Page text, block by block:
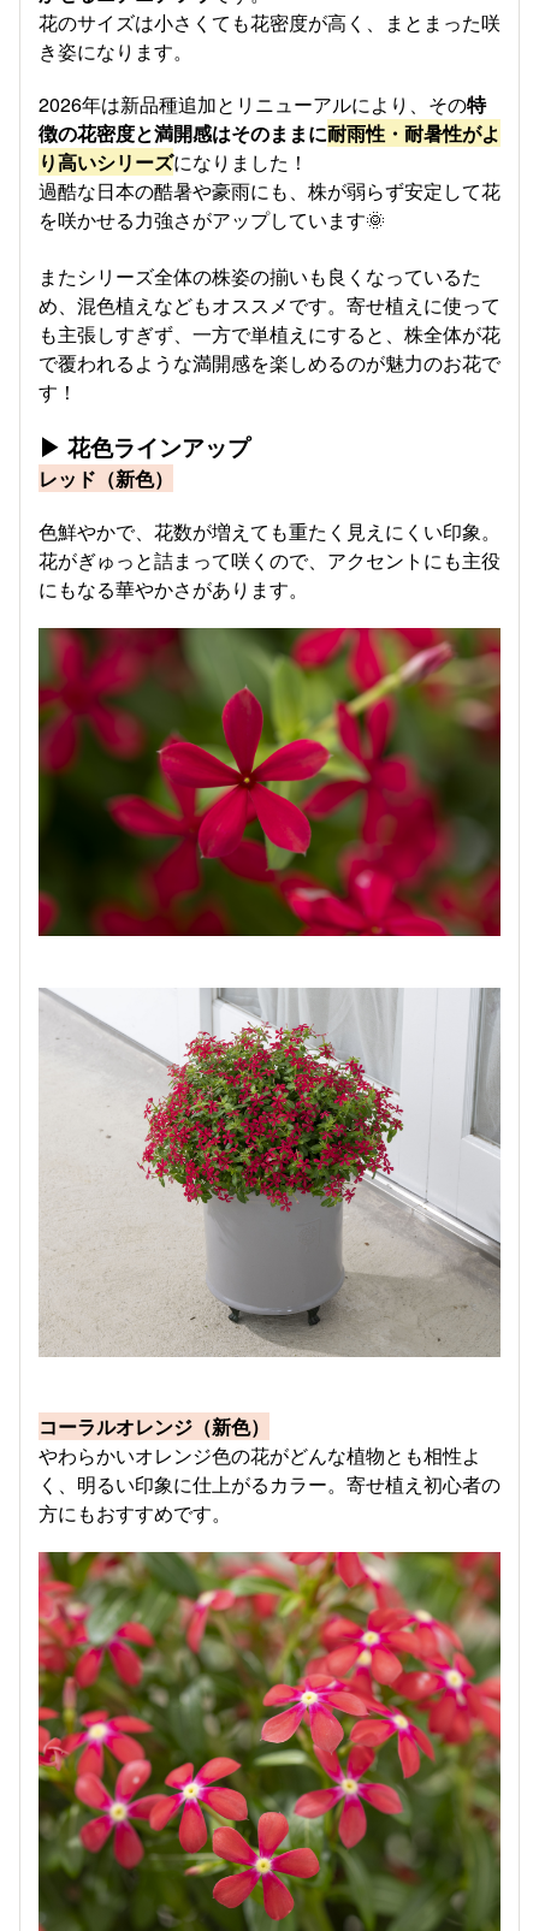
花のサイズは小さくても花密度が高く、まとまった咲
き姿になります。
2026年は新品種追加とリニューアルにより、その特
徴の花密度と満開感はそのままに耐雨性・耐暑性がよ
り高いシリーズになりました！
過酷な日本の酷暑や豪雨にも、株が弱らず安定して花
を咲かせる力強さがアップしています🌞
またシリーズ全体の株姿の揃いも良くなっているた
め、混色植えなどもオススメです。​寄せ植えに使って
も主張しすぎず、一方で単植えにすると、株全体が花
で覆われるような満開感を楽しめるのが魅力のお花で
す！
▶ 花色ラインアップ
レッド（新色）
色鮮やかで、花数が増えても重たく見えにくい印象。
花がぎゅっと詰まって咲くので、アクセントにも主役
にもなる華やかさがあります。
コーラルオレンジ（新色）
​やわらかいオレンジ色の花がどんな植物とも相性よ
く、明るい印象に仕上がるカラー。寄せ植え初心者の
方にもおすすめです。